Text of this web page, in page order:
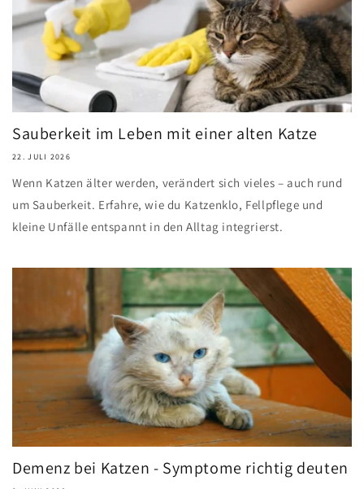
Sauberkeit im Leben mit einer alten Katze
22. JULI 2026
Wenn Katzen älter werden, verändert sich vieles – auch rund
um Sauberkeit. Erfahre, wie du Katzenklo, Fellpflege und
kleine Unfälle entspannt in den Alltag integrierst.
Demenz bei Katzen - Symptome richtig deuten